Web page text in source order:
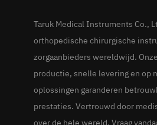
Taruk Medical Instruments Co.,
orthopedische chirurgische
zorgaanbieders wereldwijd.
productie, snelle levering en op
oplossingen garanderen
prestaties. Vertrouwd door
over de hele wereld. Vraag